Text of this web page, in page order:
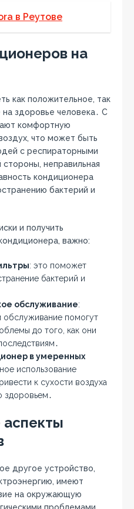
в Реутове
на
как положительное, так
здоровье человека․ С
комфортную
что может быть
с респираторными
неправильная
кондиционера
бактерий и
и получить
важно:
: это поможет
бактерий и
обслуживание:
обслуживание помогут
до того, как они
в умеренных
использование
к сухости воздуха
здоровьем․
аспекты
другое устройство,
имеют
на окружающую
проблемами